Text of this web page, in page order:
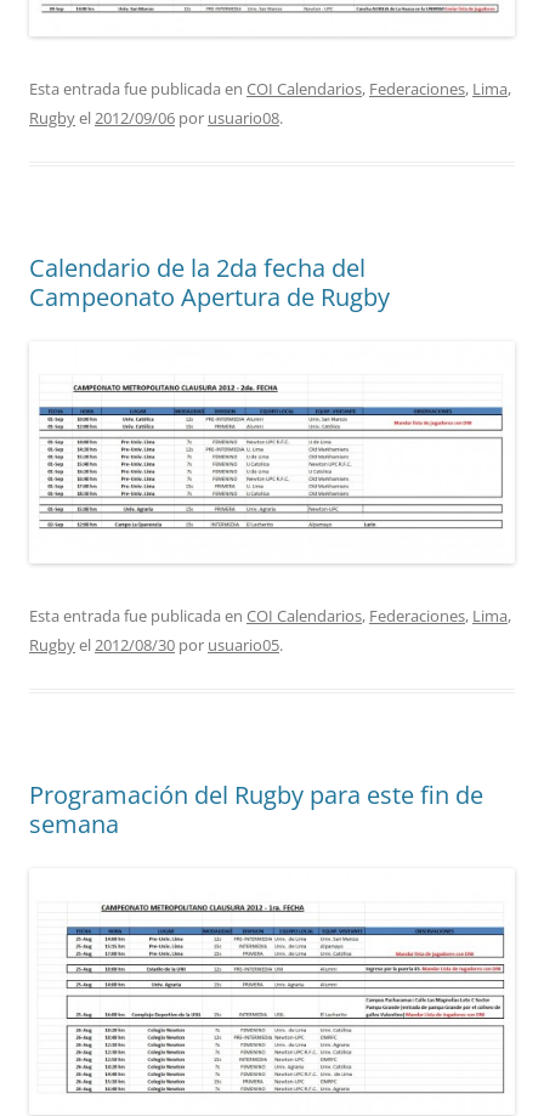
Esta entrada fue publicada en COI Calendarios, Federaciones, Lima,
Rugbyel2012/09/06 por usuario08.
Calendario de la 2da fecha del
Campeonato Apertura de Rugby
Esta entrada fue publicada en COI Calendarios, Federaciones, Lima,
Rugbyel 2012/08/30 por usuario05.
Programación del Rugby para este fin de
semana